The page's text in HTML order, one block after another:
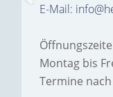
E-Mail:
Montag bis
Termine